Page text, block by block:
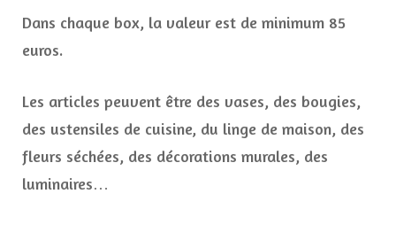
Dans chaque box, la valeur est de minimum 85
euros.
Les articles peuvent être des vases, des bougies,
des ustensiles de cuisine, du linge de maison, des
fleurs séchées, des décorations murales, des
luminaires…